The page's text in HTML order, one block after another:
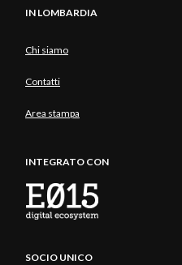
IN LOMBARDIA
Chi siamo
Contatti
Area stampa
INTEGRATO CON
SOCIO UNICO